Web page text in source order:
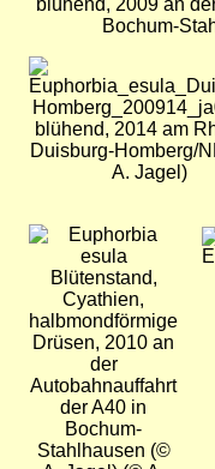
blühend, 2009 an
Bochum-
Bild
blühend, 2014 am
Duisburg-Homberg/
A. Jagel)
Bild
Blütenstand,
Cyathien,
halbmondförmige
Drüsen, 2010 an
der
Autobahnauffahrt
der A40 in
Bochum-
Stahlhausen (©